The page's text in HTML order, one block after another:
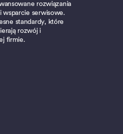
rozwiązania
wsparcie serwisowe.
standardy, które
rozwój i
firmie.